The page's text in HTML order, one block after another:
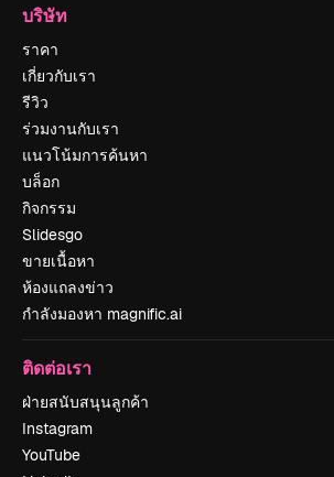
บริษัท
ราคา
เกี่ยวกับเรา
รีวิว
ร่วมงานกับเรา
แนวโน้มการค้นหา
บล็อก
กิจกรรม
Slidesgo
ขายเนื้อหา
ห้องแถลงข่าว
กำลังมองหา magnific.ai
ติดต่อเรา
ฝ่ายสนับสนุนลูกค้า
Instagram
YouTube